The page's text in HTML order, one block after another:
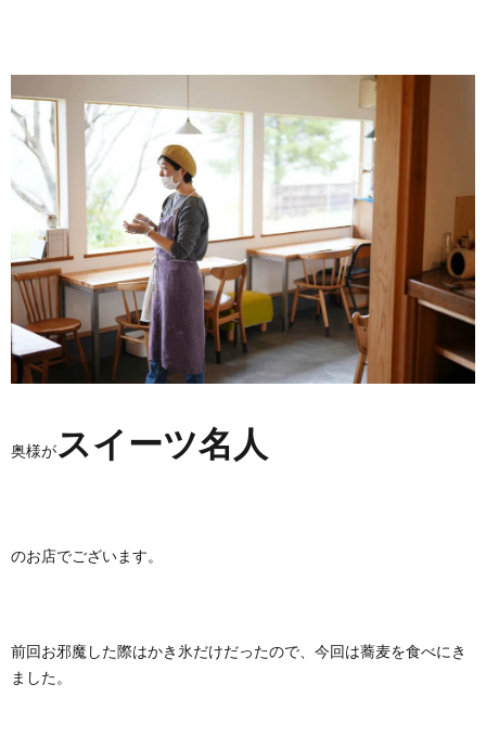
奥様がスイーツ名人
のお店でございます。
前回お邪魔した際はかき氷だけだったので、今回は蕎麦を食べにき
ました。